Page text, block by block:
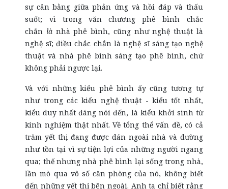
sự cân bằng giữa phản ứng và hồi đáp và thấu
suốt; vì trong văn chương phê bình chắc
chắn là nhà phê bình, cũng như nghệ thuật là
nghệ sĩ; điều chắc chắn là nghệ sĩ sáng tạo nghệ
thuật và nhà phê bình sáng tạo phê bình, chứ
không phải ngược lại.
Và với những kiểu phê bình ấy cũng tương tự
như trong các kiểu nghệ thuật - kiểu tốt nhất,
kiểu duy nhất đáng nói đến, là kiểu khởi sinh từ
kinh nghiệm thật nhất. Về tổng thể vấn đề, có cả
trăm yết thị đang được dán ngoài nhà và dường
như tồn tại vì sự tiện lợi của những người ngang
qua; thế nhưng nhà phê bình lại sống trong nhà,
lần mò qua vô số căn phòng của nó, không biết
đến những yết thị bên ngoài. Anh ta chỉ biết rằng